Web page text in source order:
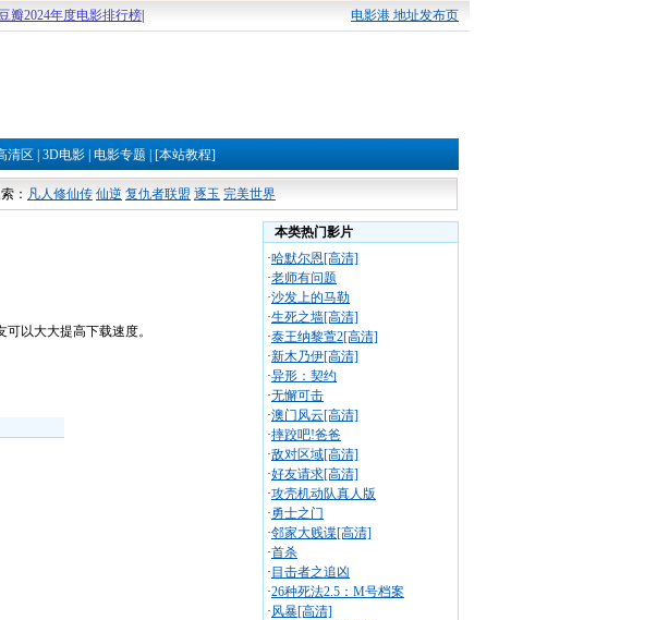
电影港 地址发布页
瓣2024年度电影排行榜
清区 3D电影 电影专题 [本站教程]
： 凡人修仙传 仙逆 复仇者联盟 逐玉 完美世界
以大大提高下载速度。
本类热门影片
·哈默尔恩[高清]
·老师有问题
·沙发上的马勒
·生死之墙[高清]
·泰王纳黎萱2[高清]
·新木乃伊[高清]
·异形：契约
·无懈可击
·澳门风云[高清]
·摔跤吧!爸爸
·敌对区域[高清]
·好友请求[高清]
·攻壳机动队真人版
·勇士之门
·邻家大贱谍[高清]
·首杀
· 目击者之追凶
·26种死法2.5：M号档案
·风暴[高清]